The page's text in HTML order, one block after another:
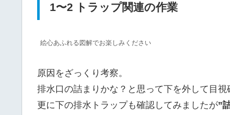
1〜2 トラップ関連の作業
絵心あふれる図解でお楽しみください
原因をざっくり考察。
排水口の詰まりかな？と思って下を外して目視
更に下の排水トラップも確認してみましたが”